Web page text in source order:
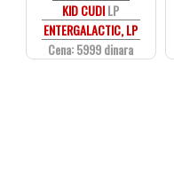
KID CUDILP
ENTERGALACTIC, LP
Cena: 5999 dinara